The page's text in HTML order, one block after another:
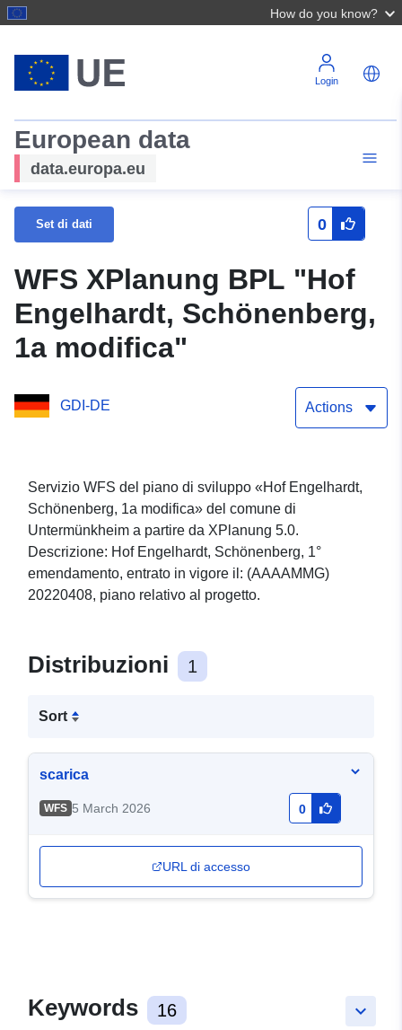
How do you know?
Login
European data
data.europa.eu
Set di dati 0
WFS XPlanung BPL "Hof
Engelhardt, Schönenberg,
1a modifica"
GDI-DE Actions
Servizio WFS del piano di sviluppo «Hof Engelhardt,
Schönenberg, 1a modifica» del comune di
Untermünkheim a partire da XPlanung 5.0.
Descrizione: Hof Engelhardt, Schönenberg, 1°
emendamento, entrato in vigore il: (AAAAMMG)
20220408, piano relativo al progetto.
Distribuzioni 1
Sort
scarica
WFS 5 March 2026 0
URL di accesso
keyboard_arrow_down
Keywords 16